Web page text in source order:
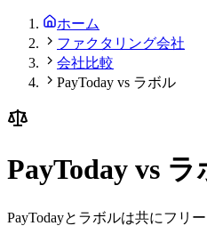
ホーム
ファクタリング会社
会社比較
PayToday vs ラボル
PayToday vs ラ
PayTodayとラボルは共にフリ